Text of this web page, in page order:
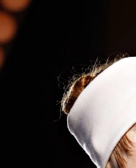
Haftalık E-